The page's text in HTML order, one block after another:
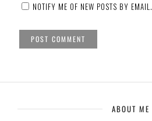
NOTIFY ME OF NEW POSTS BY EMAIL.
ABOUT ME